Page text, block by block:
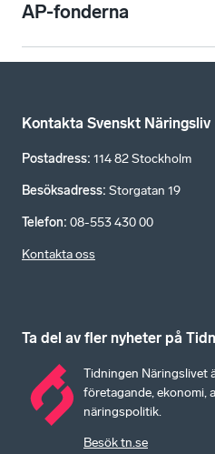
AP-fonderna
Kontakta Svenskt Näringsliv
Postadress: 114 82 Stockholm
Besöksadress: Storgatan 19
Telefon: 08-553 430 00
Kontakta oss
Ta del av fler nyheter på
Tidningen Näringslivet
företagande, ekonomi,
näringspolitik.
Besök tn.se